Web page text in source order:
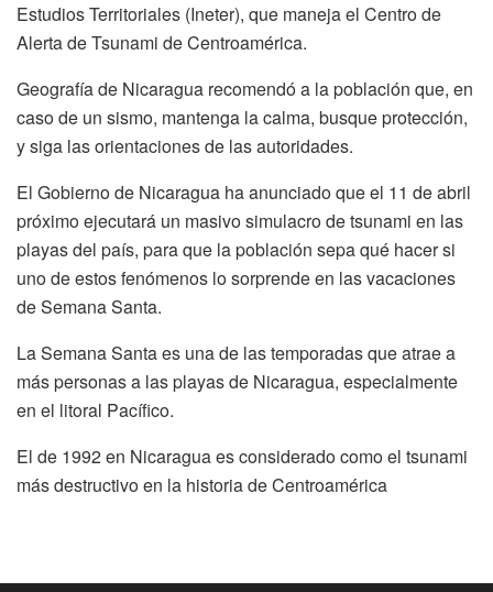
Estudios Territoriales (Ineter), que maneja el Centro de
Alerta de Tsunami de Centroamérica.
Geografía de Nicaragua recomendó a la población que, en
caso de un sismo, mantenga la calma, busque protección,
y siga las orientaciones de las autoridades.
El Gobierno de Nicaragua ha anunciado que el 11 de abril
próximo ejecutará un masivo simulacro de tsunami en las
playas del país, para que la población sepa qué hacer si
uno de estos fenómenos lo sorprende en las vacaciones
de Semana Santa.
La Semana Santa es una de las temporadas que atrae a
más personas a las playas de Nicaragua, especialmente
en el litoral Pacífico.
El de 1992 en Nicaragua es considerado como el tsunami
más destructivo en la historia de Centroamérica